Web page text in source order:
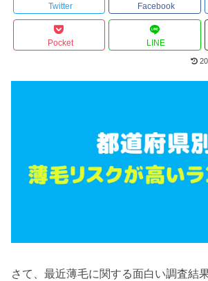
Twitter Facebook
Pocket LINE
さて、最近薄毛に関する面白い調査結